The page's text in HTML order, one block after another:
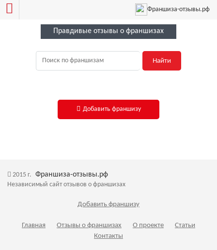
Франшиза-отзывы.рф
Правдивые отзывы о франшизах
Найти
Добавить франшизу
2015 г. Франшиза-отзывы.рф
Независимый сайт отзывов о франшизах
Добавить франшизу
Главная Отзывы о франшизах О проекте
Статьи
Контакты